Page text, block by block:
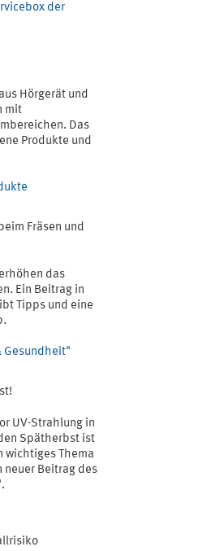
der
Hörgerät und
mit
Das
Produkte und
Fräsen und
das
Ein Beitrag in
Tipps und eine
Gesundheit"
UV-Strahlung in
Spätherbst ist
wichtiges Thema
neuer Beitrag des